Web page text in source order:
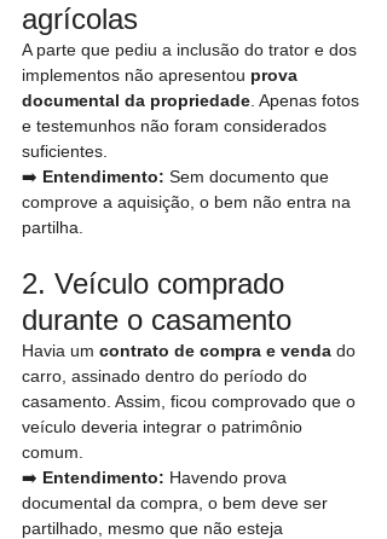
agrícolas
A parte que pediu a inclusão do trator e dos
implementos não apresentou prova
documental da propriedade . Apenas fotos
e testemunhos não foram considerados
suficientes.
➡️ Entendimento: Sem documento que
comprove a aquisição, o bem não entra na
partilha.
2. Veículo comprado
durante o casamento
Havia um contrato de compra e venda do
carro, assinado dentro do período do
casamento. Assim, ficou comprovado que o
veículo deveria integrar o patrimônio
comum.
➡️ Entendimento: Havendo prova
documental da compra, o bem deve ser
partilhado, mesmo que não esteja